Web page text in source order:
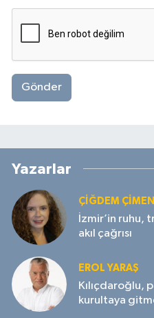
Gönder
Yazarlar
ÇIĞDEM ÇIMEN
İzmir’in ruhu,
akıl çağrısı
EROL YARAŞ
Kılıçdaroğlu,
kurultaya